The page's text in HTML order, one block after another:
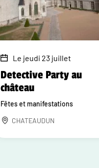
Le jeudi 23 juillet
Detective Party au
château
Fêtes et manifestations
CHATEAUDUN